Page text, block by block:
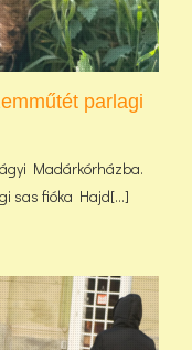
parlagi
Madárkórházba.
sas fióka Hajd[...]